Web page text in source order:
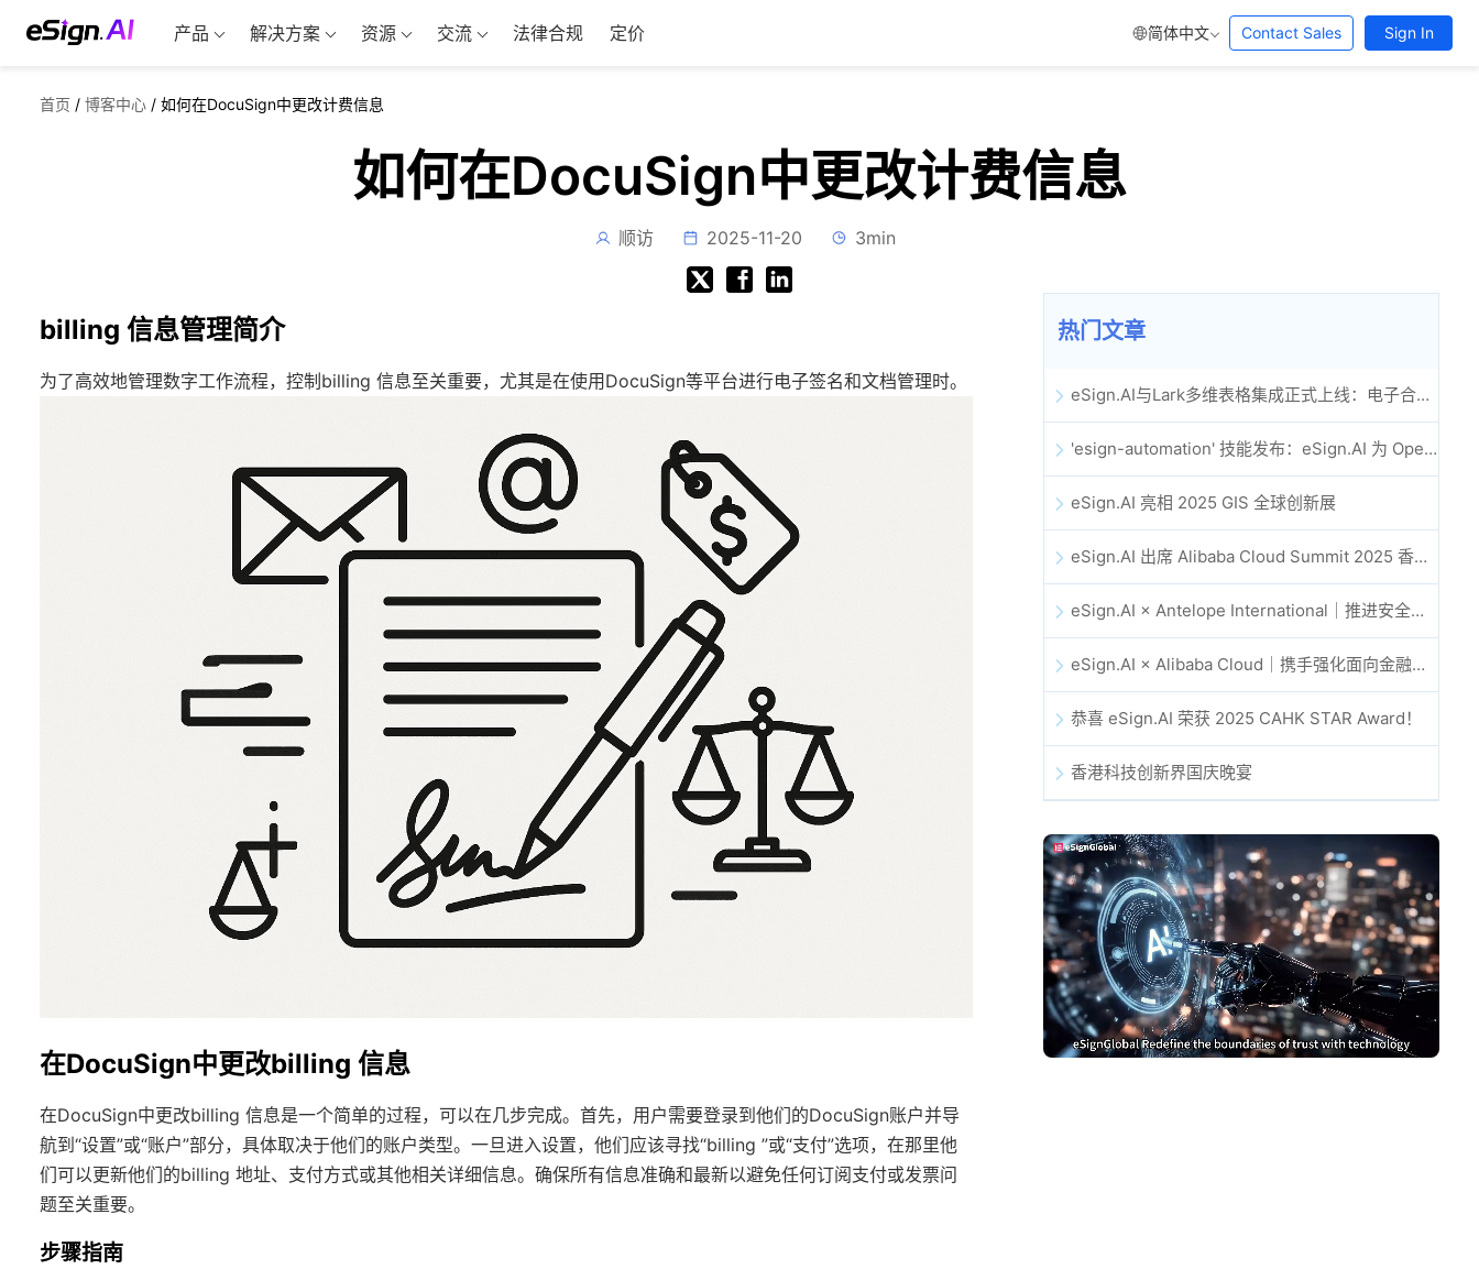
产品 解决方案 资源 交流 法律合规 定价 简体中文 Contact Sales Sign In
首页 / 博客中心 / 如何在DocuSign中更改计费信息
如何在DocuSign中更改计费信息
顺访 2025-11-20 3min
billing 信息管理简介
为了高效地管理数字工作流程，控制billing 信息至关重要，尤其是在使用DocuSign等平台进行电子签名和文档管理时。
在DocuSign中更改billing 信息
在DocuSign中更改billing 信息是一个简单的过程，可以在几步完成。首先，用户需要登录到他们的DocuSign账户并导
航到“设置”或“账户”部分，具体取决于他们的账户类型。一旦进入设置，他们应该寻找“billing ”或“支付”选项，在那里他
们可以更新他们的billing 地址、支付方式或其他相关详细信息。确保所有信息准确和最新以避免任何订阅支付或发票问
题至关重要。
步骤指南
热门文章
eSign.AI与Lark多维表格集成正式上线：电子合同签署归档全程自动化
'esign-automation' 技能发布：eSign.AI 为 OpenClaw 提供自动化电子签名能力
eSign.AI 亮相 2025 GIS 全球创新展
eSign.AI 出席 Alibaba Cloud Summit 2025 香港站，共同探讨 AI 驱动的云创新与数字信任未来
eSign.AI × Antelope International｜推进安全且由 AI 驱动的数字化工作流
eSign.AI × Alibaba Cloud｜携手强化面向金融科技的全球数字信任
恭喜 eSign.AI 荣获 2025 CAHK STAR Award！
香港科技创新界国庆晚宴